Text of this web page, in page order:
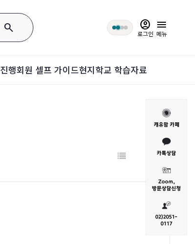
search account_circle
로그인
menu
메뉴
진행회원 셀프 가이드현지학교 학습자료
캐유맘 카페
카톡상담
Zoom,
방문상담신청
02)2051-
0117